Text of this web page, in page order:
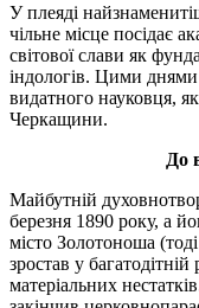
У плеяді
чільне місце посідає
світової слави як
індологів. Цими
видатного науковця,
Черкащини.
До
Майбутній
березня 1890 року, а
місто Золотоноша
зростав у
матеріальних